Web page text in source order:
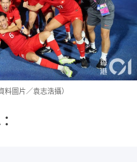
圖片／袁志浩攝）